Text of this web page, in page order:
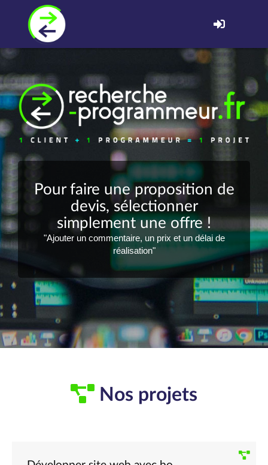
Pour faire une proposition de
devis, sélectionner
simplement une offre !
"Ajouter un commentaire, un prix et un délai de
réalisation"
Nos projets